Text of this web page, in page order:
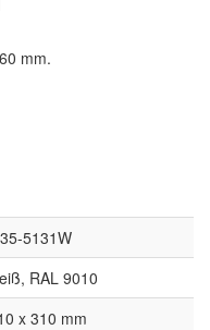
mm.
5131W
RAL 9010
x 310 mm